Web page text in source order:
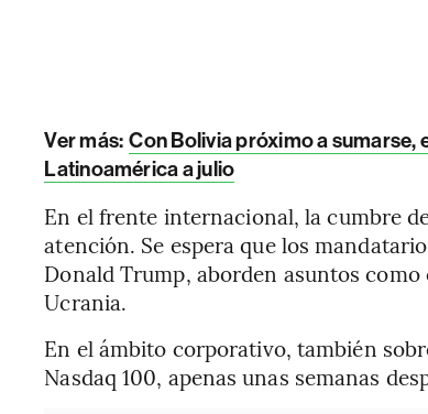
Ver más: Con Bolivia próximo a sumarse,
Latinoamérica a julio
En el frente internacional, la cumbre
atención. Se espera que los
Donald Trump, aborden asuntos como
Ucrania.
En el ámbito corporativo, también
Nasdaq 100, apenas unas semanas